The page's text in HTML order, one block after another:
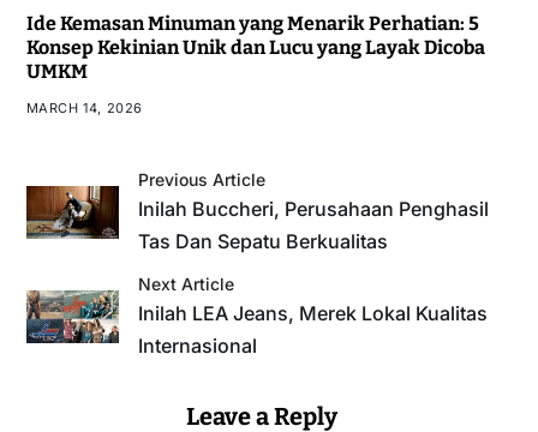
Ide Kemasan Minuman yang Menarik Perhatian: 5
Konsep Kekinian Unik dan Lucu yang Layak Dicoba
UMKM
MARCH 14, 2026
Previous Article
Inilah Buccheri, Perusahaan Penghasil
Tas Dan Sepatu Berkualitas
Next Article
Inilah LEA Jeans, Merek Lokal Kualitas
Internasional
Leave a Reply